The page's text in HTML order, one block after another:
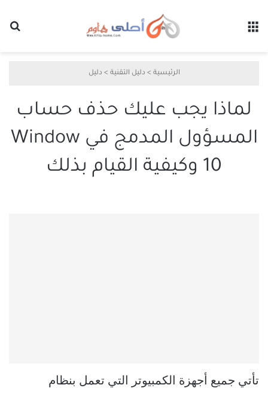
الرئيسية > دليل التقنية > دليل
لماذا يجب عليك حذف حساب
المسؤول المدمج في Window
10 وكيفية القيام بذلك
تأتي جميع أجهزة الكمبيوتر التي تعمل بنظام